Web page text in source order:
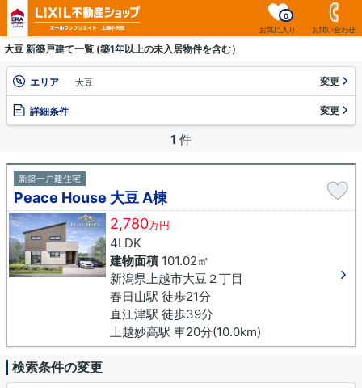
お気に入り
0
お問い合わせ
大豆 新築戸建て一覧 (築1年以上の未入居物件を含む）
エリア 大豆 変更
詳細条件 変更
1 件
新築一戸建住宅
Peace House 大豆 A棟
2,780万円
4LDK
建物面積101.02㎡
新潟県上越市大豆２丁目
春日山駅 徒歩21分
直江津駅 徒歩39分
上越妙高駅 車20分(10.0km)
検索条件の変更